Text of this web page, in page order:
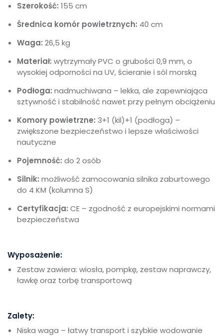
Szerokość: 155 cm
Średnica komór powietrznych: 40 cm
Waga: 26,5 kg
Materiał: wytrzymały PVC o grubości 0,9 mm, o
wysokiej odporności na UV, ścieranie i sól morską
Podłoga: nadmuchiwana – lekka, ale zapewniająca
sztywność i stabilność nawet przy pełnym obciążeniu
Komory powietrzne: 3+1 (kil)+1 (podłoga) –
zwiększone bezpieczeństwo i lepsze właściwości
nautyczne
Pojemność: do 2 osób
Silnik: możliwość zamocowania silnika zaburtowego
do 4 KM (kolumna S)
Certyfikacja: CE – zgodność z europejskimi normami
bezpieczeństwa
Wyposażenie:
Zestaw zawiera: wiosła, pompkę, zestaw naprawczy,
ławkę oraz torbę transportową
Zalety:
Niska waga – łatwy transport i szybkie wodowanie